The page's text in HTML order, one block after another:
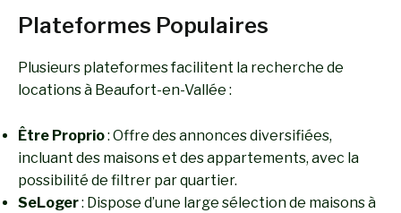
Plateformes Populaires
Plusieurs plateformes facilitent la recherche de
locations à Beaufort-en-Vallée :
Être Proprio: Offre des annonces diversifiées,
incluant des maisons et des appartements, avec la
possibilité de filtrer par quartier.
SeLoger: Dispose d’une large sélection de maisons à